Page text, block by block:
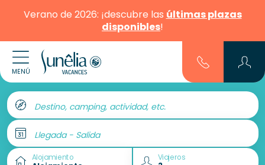
Verano de 2026: ¡descubre las últimas plazas
disponibles!
MENÚ
Destino, camping, actividad, etc.
Llegada - Salida
Alojamiento Viajeros